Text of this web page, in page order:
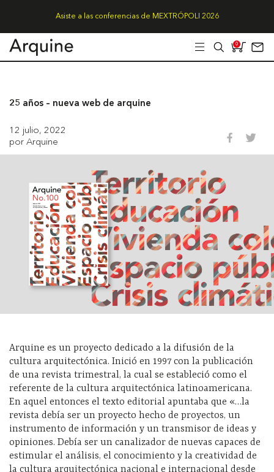
Asiste a las conferencias de MEXTRÓPOLI 2026
0
25 años – nueva web de arquine
12 julio, 2022
por Arquine
Arquine es un proyecto dedicado a la difusión de la
cultura arquitectónica. Inició en 1997 con la publicación
de una revista trimestral, la cual se estableció como el
referente de la cultura arquitectónica latinoamericana.
En aquel entonces el texto editorial apuntaba que «…la
revista debía ser un proyecto hecho de proyectos, un
instrumento de información y un transmisor de ideas y
opiniones. Debía ser un canalizador de nuevas capaces de
estimular el análisis, el conocimiento y la creatividad de
la cultura arquitectónica nacional e internacional desde